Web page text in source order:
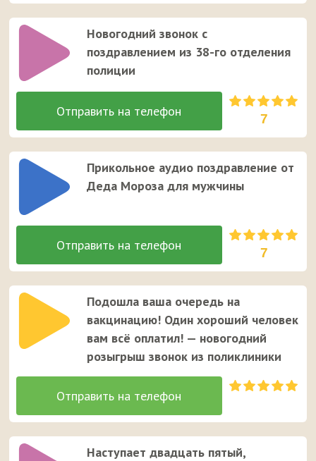
Новогодний звонок с
поздравлением из 38-го отделения
полиции
7
Прикольное аудио поздравление от
Деда Мороза для мужчины
7
Подошла ваша очередь на
вакцинацию! Один хороший человек
вам всё оплатил! — новогодний
розыгрыш звонок из поликлиники
Наступает двадцать пятый,